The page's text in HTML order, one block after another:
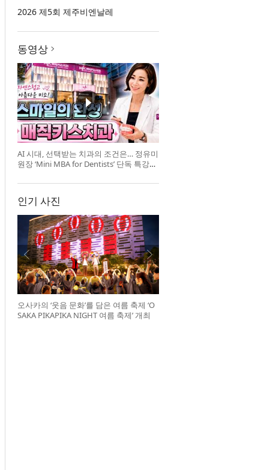
2026 제5회 제주비엔날레
동영상
AI 시대, 선택받는 치과의 조건은… 정유미
원장 ‘Mini MBA for Dentists’ 단독 특강
인기 사진
오사카의 ‘웃음 문화’를 담은 여름 축제 ‘O
SAKA PIKAPIKA NIGHT 여름 축제’ 개최